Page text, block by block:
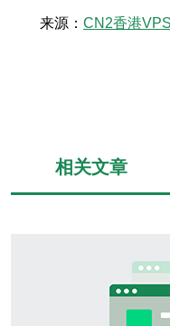
来源： CN2香港
相关文章